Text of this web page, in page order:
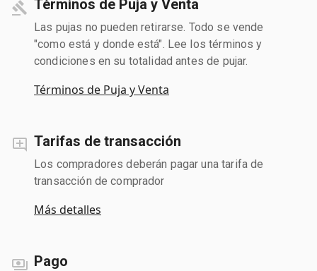
Términos de Puja y Venta
Las pujas no pueden retirarse. Todo se vende
"como está y donde está". Lee los términos y
condiciones en su totalidad antes de pujar.
Términos de Puja y Venta
Tarifas de transacción
Los compradores deberán pagar una tarifa de
transacción de comprador
Más detalles
Pago